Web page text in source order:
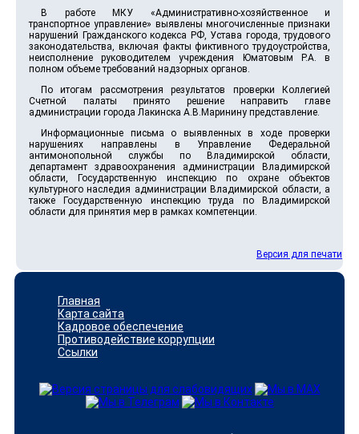
В работе МКУ «Административно-хозяйственное и
транспортное управление» выявлены многочисленные признаки
нарушений Гражданского кодекса РФ, Устава города, трудового
законодательства, включая факты фиктивного трудоустройства,
неисполнение руководителем учреждения Юматовым Р.А. в
полном объеме требований надзорных органов.
По итогам рассмотрения результатов проверки Коллегией
Счетной палаты принято решение направить главе
администрации города Лакинска А.В.Маринину представление.
Информационные письма о выявленных в ходе проверки
нарушениях направлены в Управление Федеральной
антимонопольной службы по Владимирской области,
департамент здравоохранения администрации Владимирской
области, Государственную инспекцию по охране объектов
культурного наследия администрации Владимирской области, а
также Государственную инспекцию труда по Владимирской
области для принятия мер в рамках компетенции.
Версия для печати
Главная
Карта сайта
Кадровое обеспечение
Противодействие коррупции
Ссылки